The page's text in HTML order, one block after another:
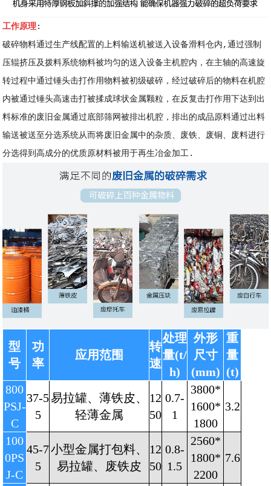
工作原理:
破碎物料通过生产线配置的上料输送机被送入设备滑料仓内,通过强制
压辊挤压及拨料系统物料被均匀的送入设备主机腔内，在主轴的高速旋
转过程中通过锤头击打作用物料被初级破碎，经过破碎后的物料在机腔
内被通过锤头高速击打被揉成球状金属颗粒，在反复击打作用下达到出
料标准的废旧金属通过底部筛网被排出机腔，排出的成品原料通过出料
输送被送至分选系统从而将废旧金属中的杂质、废铁、废铜、废料进行
分选得到高成分的优质原材料被用于再生冶金加工.
型
号
功
率
应用范围
转
速
处理
量(t/
h)
外形
尺寸
(mm)
重
量
(t)
800
PSJ-
C
37-5
5
易拉罐、薄铁皮、
轻薄金属
12
50
0.7-
1
3800*
1600*
1800
3.2
100
0PS
J-C
45-7
5
小型金属打包料、
易拉罐、废铁皮
12
50
0.8-
1.5
2560*
1800*
2200
7.6